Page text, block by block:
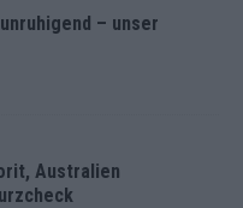
– unser
Australien